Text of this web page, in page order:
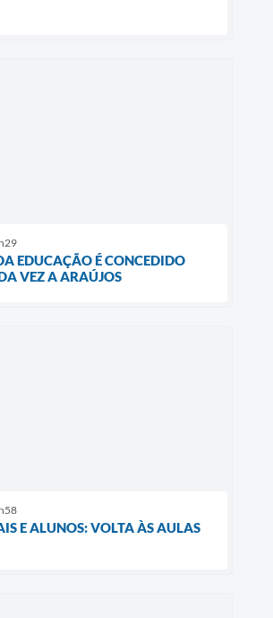
EDUCAÇÃO É CONCEDIDO
VEZ A ARAÚJOS
E ALUNOS: VOLTA ÀS AULAS